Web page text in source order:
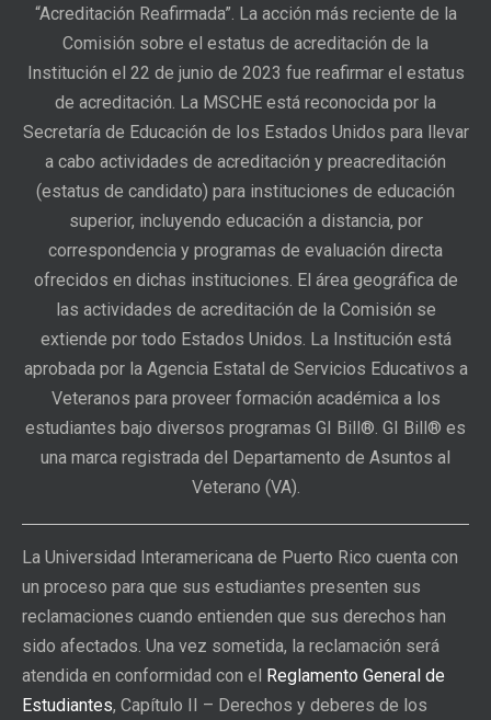
“Acreditación Reafirmada”. La acción más reciente de la
Comisión sobre el estatus de acreditación de la
Institución el 22 de junio de 2023 fue reafirmar el estatus
de acreditación. La MSCHE está reconocida por la
Secretaría de Educación de los Estados Unidos para llevar
a cabo actividades de acreditación y preacreditación
(estatus de candidato) para instituciones de educación
superior, incluyendo educación a distancia, por
correspondencia y programas de evaluación directa
ofrecidos en dichas instituciones. El área geográfica de
las actividades de acreditación de la Comisión se
extiende por todo Estados Unidos. La Institución está
aprobada por la Agencia Estatal de Servicios Educativos a
Veteranos para proveer formación académica a los
estudiantes bajo diversos programas GI Bill®. GI Bill® es
una marca registrada del Departamento de Asuntos al
Veterano (VA).
La Universidad Interamericana de Puerto Rico cuenta con
un proceso para que sus estudiantes presenten sus
reclamaciones cuando entienden que sus derechos han
sido afectados. Una vez sometida, la reclamación será
atendida en conformidad con el Reglamento General de
Estudiantes, Capítulo II – Derechos y deberes de los